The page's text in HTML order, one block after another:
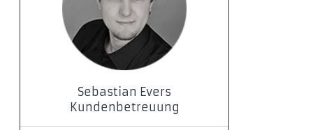
Sebastian Evers
Kundenbetreuung